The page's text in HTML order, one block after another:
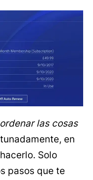
las cosas
en
Solo
pasos que te